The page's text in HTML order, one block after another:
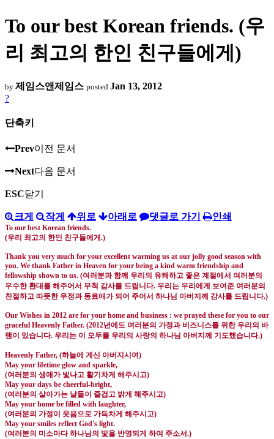
To our best Korean friends. (우
리 최고의 한인 친구들에게)
by 제임스앤제임스 posted Jan 13, 2012
?
단축키
Prev이전 문서
Next다음 문서
ESC닫기
크게 작게 위로 아래로 댓글로 가기 인쇄
To our best Korean friends.
(우리 최고의 한인 친구들에게 .)
Thank you very much for your excellent warming us at our jolly good season with
you. We thank Father in Heaven for your being a kind warm friendship and
fellowship shown to us. (여러분과 함께 우리의 유쾌하고 좋은 계절에서 여러분의
우수한 환대를 해주어서 무척 감사를 드립니다. 우리는 우리에게 보여준 여러분의
친절하고 따뜻한 우정과 동료애가 되어 주어서 하나님 아버지께 감사를 드립니다.)
Our Wishes in 2012 are for your home and business : we prayed these for you to our
graceful Heavenly Father. (2012년에도 여러분의 가정과 비즈니스를 위한 우리의 바
램이 있습니다. 우리는 이 모두를 우리의 사랑의 하나님 아버지께 기도했습니다.)
Heavenly Father, (하늘에 계신 아버지시여)
May your lifetime glow and sparkle,
(여러분의 생애가 빛나고 활기차게 해주시고)
May your days be cheerful-bright,
(여러분의 살아가는 날들이 즐겁고 밝게 해주시고)
May your home be filled with laughter,
(여러분의 가정이 웃음으로 가득차게 해주시고)
May your smiles reflect God's light.
(여러분의 미소마다 하나님의 빛을 반영되게 하여 주소서.)